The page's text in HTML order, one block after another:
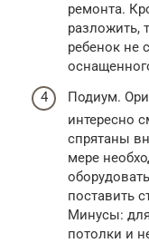
ремонта.
разложить,
ребенок не
Подиум.
интересно
спрятаны
мере
поставить
Минусы:
потолки и